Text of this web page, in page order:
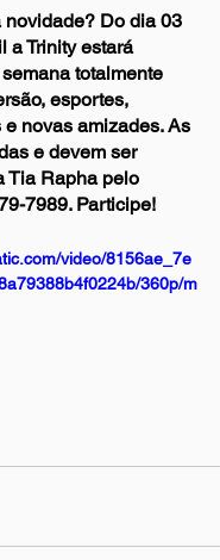
novidade? Do dia 03
a Trinity estará
totalmente
esportes,
novas amizades. As
e devem ser
Tia Rapha pelo
7989. Participe!
video/8156ae_7e
360p/m